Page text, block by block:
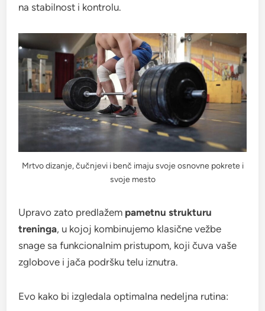
na stabilnost i kontrolu.
Mrtvo dizanje, čučnjevi i benč imaju svoje osnovne pokrete i
svoje mesto
Upravo zato predlažem pametnu strukturu
treninga, u kojoj kombinujemo klasične vežbe
snage sa funkcionalnim pristupom, koji čuva vaše
zglobove i jača podršku telu iznutra.
Evo kako bi izgledala optimalna nedeljna rutina: